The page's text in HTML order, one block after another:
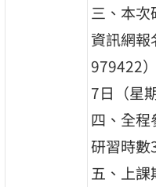
三、本
資訊網
979422
7日（星
四、全程
研習時數
五、上課